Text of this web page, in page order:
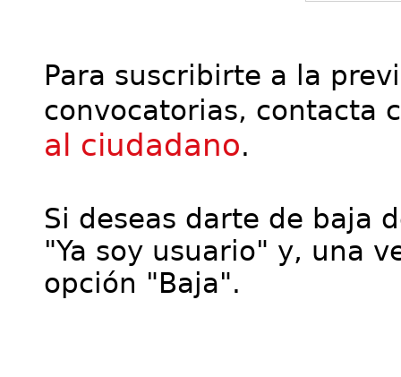
Para suscribirte a la
convocatorias, contacta
al ciudadano.
Si deseas darte de baja
"Ya soy usuario" y, una
opción "Baja".